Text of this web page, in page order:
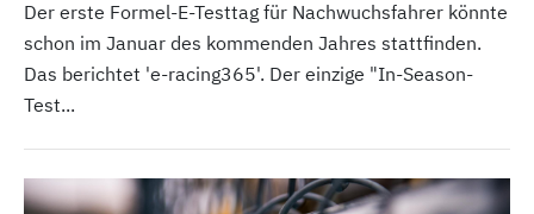
Der erste Formel-E-Testtag für Nachwuchsfahrer könnte
schon im Januar des kommenden Jahres stattfinden.
Das berichtet 'e-racing365'. Der einzige "In-Season-
Test...